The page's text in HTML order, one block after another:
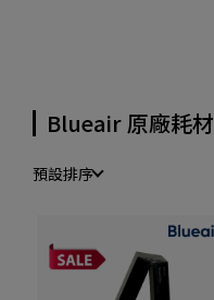
Blueair 原廠耗材
預設排序